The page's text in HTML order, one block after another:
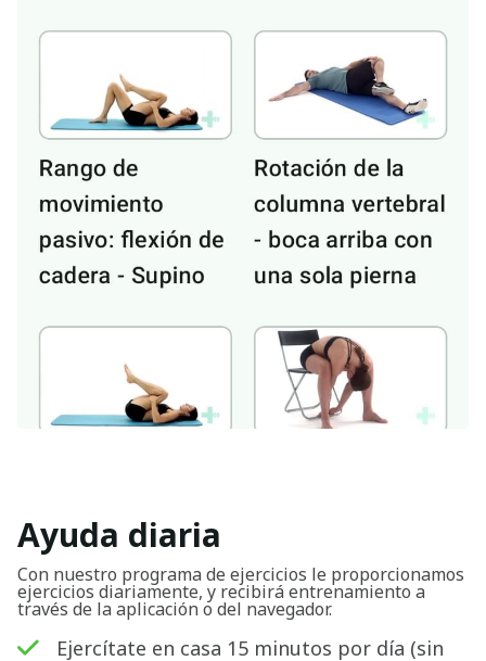
Ayuda diaria
Con nuestro programa de ejercicios le proporcionamos
ejercicios diariamente, y recibirá entrenamiento a
través de la aplicación o del navegador.
Ejercítate en casa 15 minutos por día (sin